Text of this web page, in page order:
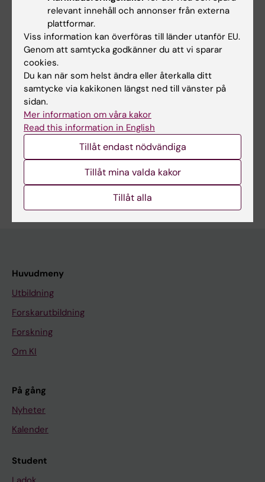
* *Bachelor's degree, Statistics (2006)*
Department of Statistics, University of Milano-
Bicocca, Milano, Italy
Thesis title: A new approach for evaluating the
time dependence between
categorical responses
Forskningsområden:
Övrig annan medicin och hälsovetenskap
Är du Giorgio Tettamanti?
Huvudmeny
Utbildning
Forskarutbildning
Forskning
Om KI
På gång
Nyheter
Kalender
Student
relevant innehåll och annonser från externa
plattformar.
Viss information kan överföras till länder utanför EU.
Genom att samtycka godkänner du att vi sparar
cookies.
Du kan när som helst ändra eller återkalla ditt
samtycke via kakikonen längst ned till vänster på
sidan.
Mer information om våra kakor
Read this information in English
Tillåt endast nödvändiga
Tillåt mina valda kakor
Tillåt alla